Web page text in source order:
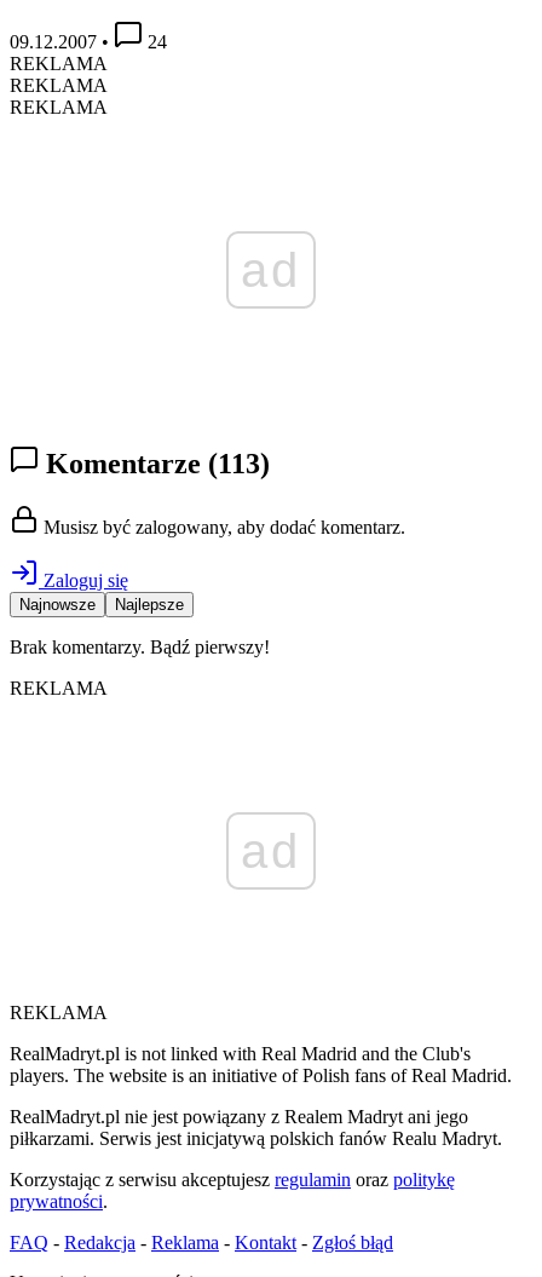
09.12.2007 •
24
REKLAMA
REKLAMA
REKLAMA
ad
Komentarze (113)
Musisz być zalogowany, aby dodać komentarz.
Zaloguj się
Najnowsze Najlepsze
Brak komentarzy. Bądź pierwszy!
REKLAMA
ad
REKLAMA
RealMadryt.pl is not linked with Real Madrid and the Club's
players. The website is an initiative of Polish fans of Real Madrid.
RealMadryt.pl nie jest powiązany z Realem Madryt ani jego
piłkarzami. Serwis jest inicjatywą polskich fanów Realu Madryt.
Korzystając z serwisu akceptujesz regulamin oraz politykę
prywatności.
FAQ - Redakcja - Reklama - Kontakt - Zgłoś błąd